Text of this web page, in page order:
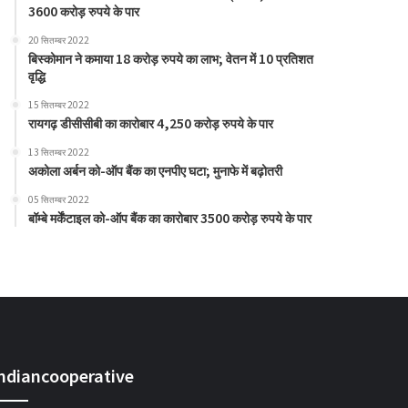
3600 करोड़ रुपये के पार
20 सितम्बर 2022
बिस्कोमान ने कमाया 18 करोड़ रुपये का लाभ; वेतन में 10 प्रतिशत
वृद्धि
15 सितम्बर 2022
रायगढ़ डीसीसीबी का कारोबार 4,250 करोड़ रुपये के पार
13 सितम्बर 2022
अकोला अर्बन को-ऑप बैंक का एनपीए घटा; मुनाफे में बढ़ोतरी
05 सितम्बर 2022
बॉम्बे मर्केंटाइल को-ऑप बैंक का कारोबार 3500 करोड़ रुपये के पार